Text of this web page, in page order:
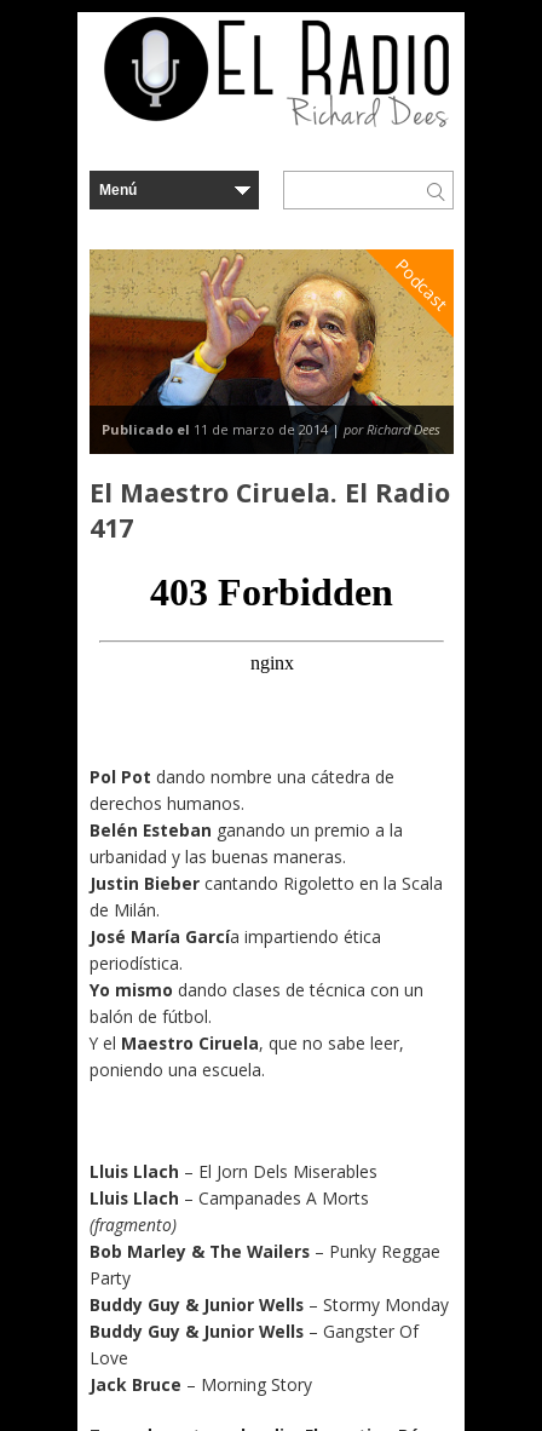
Podcast
Publicado el 11 de marzo de 2014 | por Richard Dees
El Maestro Ciruela. El Radio
417
Pol Pot dando nombre una cátedra de
derechos humanos.
Belén Esteban ganando un premio a la
urbanidad y las buenas maneras.
Justin Bieber cantando Rigoletto en la Scala
de Milán.
José María García impartiendo ética
periodística.
Yo mismo dando clases de técnica con un
balón de fútbol.
Y el Maestro Ciruela, que no sabe leer,
poniendo una escuela.
Lluis Llach – El Jorn Dels Miserables
Lluis Llach – Campanades A Morts
(fragmento)
Bob Marley & The Wailers – Punky Reggae
Party
Buddy Guy & Junior Wells – Stormy Monday
Buddy Guy & Junior Wells – Gangster Of
Love
Jack Bruce – Morning Story